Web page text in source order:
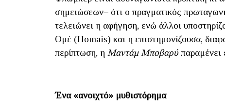
σημειώσεων– ότι ο πραγματικός
τελειώνει η αφήγηση, ενώ άλλοι
Ομέ (Homais) και η επιστημονίζουσα,
περίπτωση, η Μαντάμ Μποβαρύ παραμένει
Ένα «ανοιχτό» μυθιστόρημα